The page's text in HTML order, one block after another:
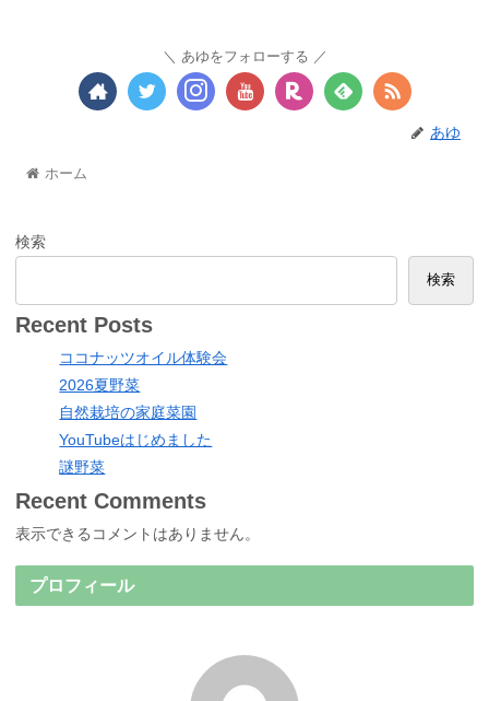
あゆをフォローする
あゆ
ホーム
検索
検索
Recent Posts
ココナッツオイル体験会
2026夏野菜
自然栽培の家庭菜園
YouTubeはじめました
謎野菜
Recent Comments
表示できるコメントはありません。
プロフィール